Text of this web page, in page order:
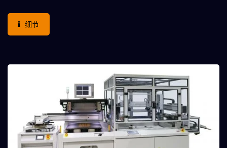
随印件厚薄需求，对应适合大小孔径配合，CCD影像自动
对位，台面装配三轴伺服驱动马达，搭配CCD作位移补偿
消除印件上静电利于顺畅印刷，防尘罩-保持印刷室之洁
净，通过整体搭配方案，高效率提升印刷产能之良率。
细节